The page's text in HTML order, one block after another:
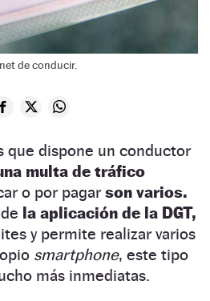
de conducir.
que dispone un conductor
multa de tráfico
o por pagar son varios.
la aplicación de la DGT,
y permite realizar varios
smartphone, este tipo
más inmediatas.